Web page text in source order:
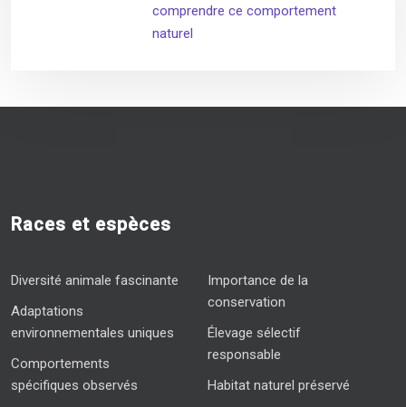
comprendre ce comportement
naturel
Races et espèces
Diversité animale fascinante
Adaptations
environnementales uniques
Comportements
spécifiques observés
Importance de la
conservation
Élevage sélectif
responsable
Habitat naturel préservé